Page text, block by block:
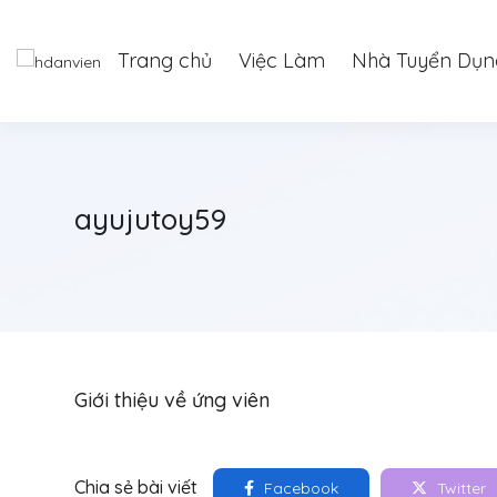
Trang chủ Việc Làm Nhà Tuyển
ayujutoy59
Giới thiệu về ứng viên
Chia sẻ bài viết Facebook Twitter